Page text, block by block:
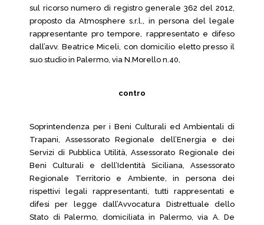
sul ricorso numero di registro generale 362 del 2012,
proposto da Atmosphere s.r.l., in persona del legale
rappresentante pro tempore, rappresentato e difeso
dall’avv. Beatrice Miceli, con domicilio eletto presso il
suo studio in Palermo, via N.Morello n.40,
contro
Soprintendenza per i Beni Culturali ed Ambientali di
Trapani, Assessorato Regionale dell’Energia e dei
Servizi di Pubblica Utilità, Assessorato Regionale dei
Beni Culturali e dell’Identità Siciliana, Assessorato
Regionale Territorio e Ambiente, in persona dei
rispettivi legali rappresentanti, tutti rappresentati e
difesi per legge dall’Avvocatura Distrettuale dello
Stato di Palermo, domiciliata in Palermo, via A. De